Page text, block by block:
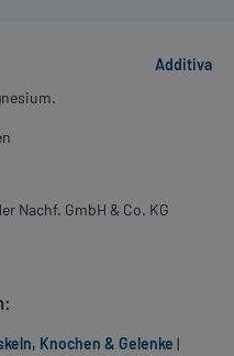
Additiva
Nachf. GmbH & Co. KG
Knochen & Gelenke |